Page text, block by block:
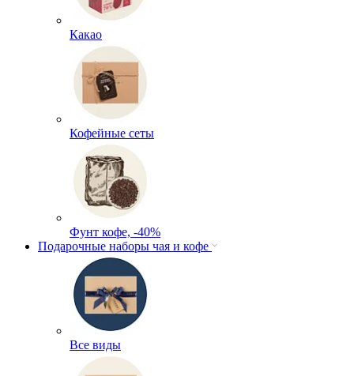
Какао
Кофейные сеты
Фунт кофе, -40%
Подарочные наборы чая и кофе
Все виды